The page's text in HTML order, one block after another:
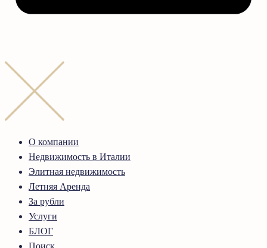
О компании
Недвижимость в Италии
Элитная недвижимость
Летняя Аренда
За рубли
Услуги
БЛОГ
Поиск